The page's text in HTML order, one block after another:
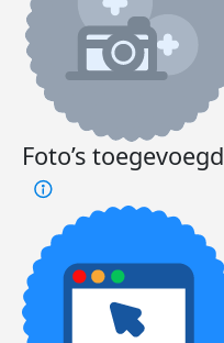
Foto’s toegevoegd